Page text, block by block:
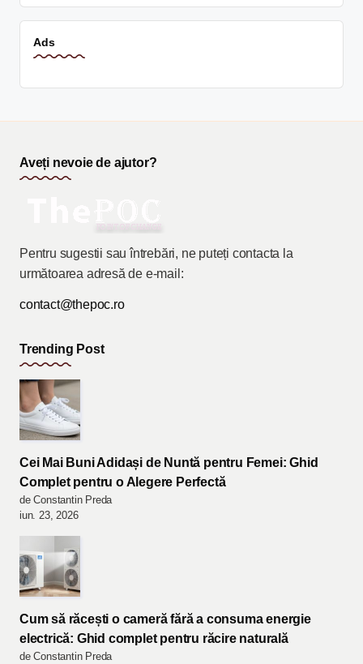
Ads
Aveți nevoie de ajutor?
Pentru sugestii sau întrebări, ne puteți contacta la
următoarea adresă de e-mail:
contact@thepoc.ro
Trending Post
Cei Mai Buni Adidași de Nuntă pentru Femei: Ghid
Complet pentru o Alegere Perfectă
de Constantin Preda
iun. 23, 2026
Cum să răcești o cameră fără a consuma energie
electrică: Ghid complet pentru răcire naturală
de Constantin Preda